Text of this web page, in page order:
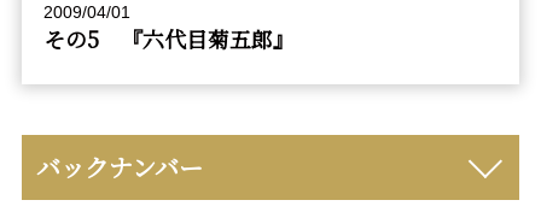
2009/04/01
その5 『六代目菊五郎』
バックナンバー